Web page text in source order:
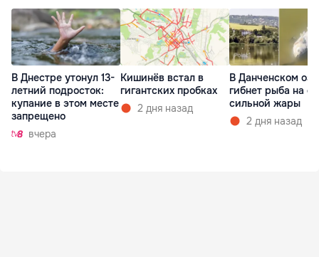
В Днестре утонул 13-
летний подросток:
купание в этом месте
запрещено
вчера
Кишинёв встал в
гигантских пробках
2 дня назад
В Данченском
гибнет рыба на
сильной жары
2 дня назад